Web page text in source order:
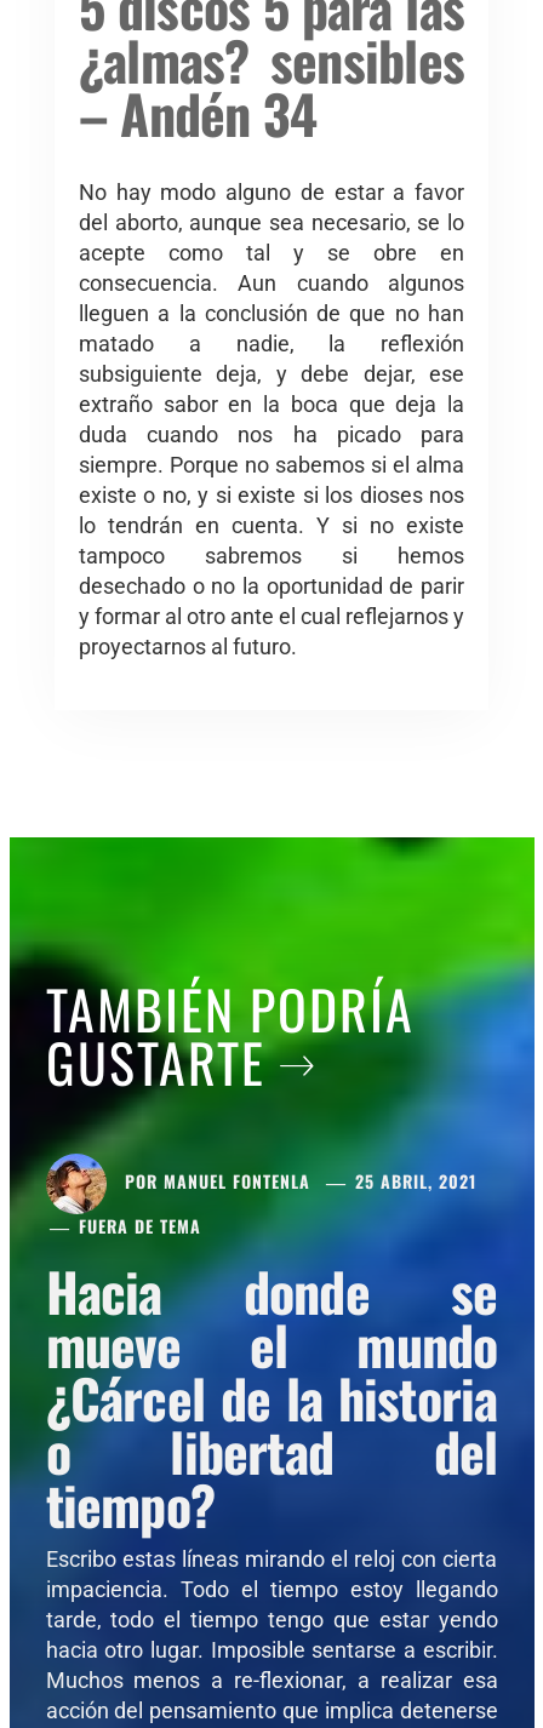
¿almas? sensibles
– Andén 34
No hay modo alguno de estar a favor
del aborto, aunque sea necesario, se lo
acepte como tal y se obre en
consecuencia. Aun cuando algunos
lleguen a la conclusión de que no han
matado a nadie, la reflexión
subsiguiente deja, y debe dejar, ese
extraño sabor en la boca que deja la
duda cuando nos ha picado para
siempre. Porque no sabemos si el alma
existe o no, y si existe si los dioses nos
lo tendrán en cuenta. Y si no existe
tampoco sabremos si hemos
desechado o no la oportunidad de parir
y formar al otro ante el cual reflejarnos y
proyectarnos al futuro.
TAMBIÉN PODRÍA
GUSTARTE
POR MANUEL FONTENLA
25 ABRIL, 2021
FUERA DE TEMA
Hacia donde se
mueve el mundo
¿Cárcel de la historia
o libertad del
tiempo?
Escribo estas líneas mirando el reloj con cierta
impaciencia. Todo el tiempo estoy llegando
tarde, todo el tiempo tengo que estar yendo
hacia otro lugar. Imposible sentarse a escribir.
Muchos menos a re-flexionar, a realizar esa
acción del pensamiento que implica detenerse